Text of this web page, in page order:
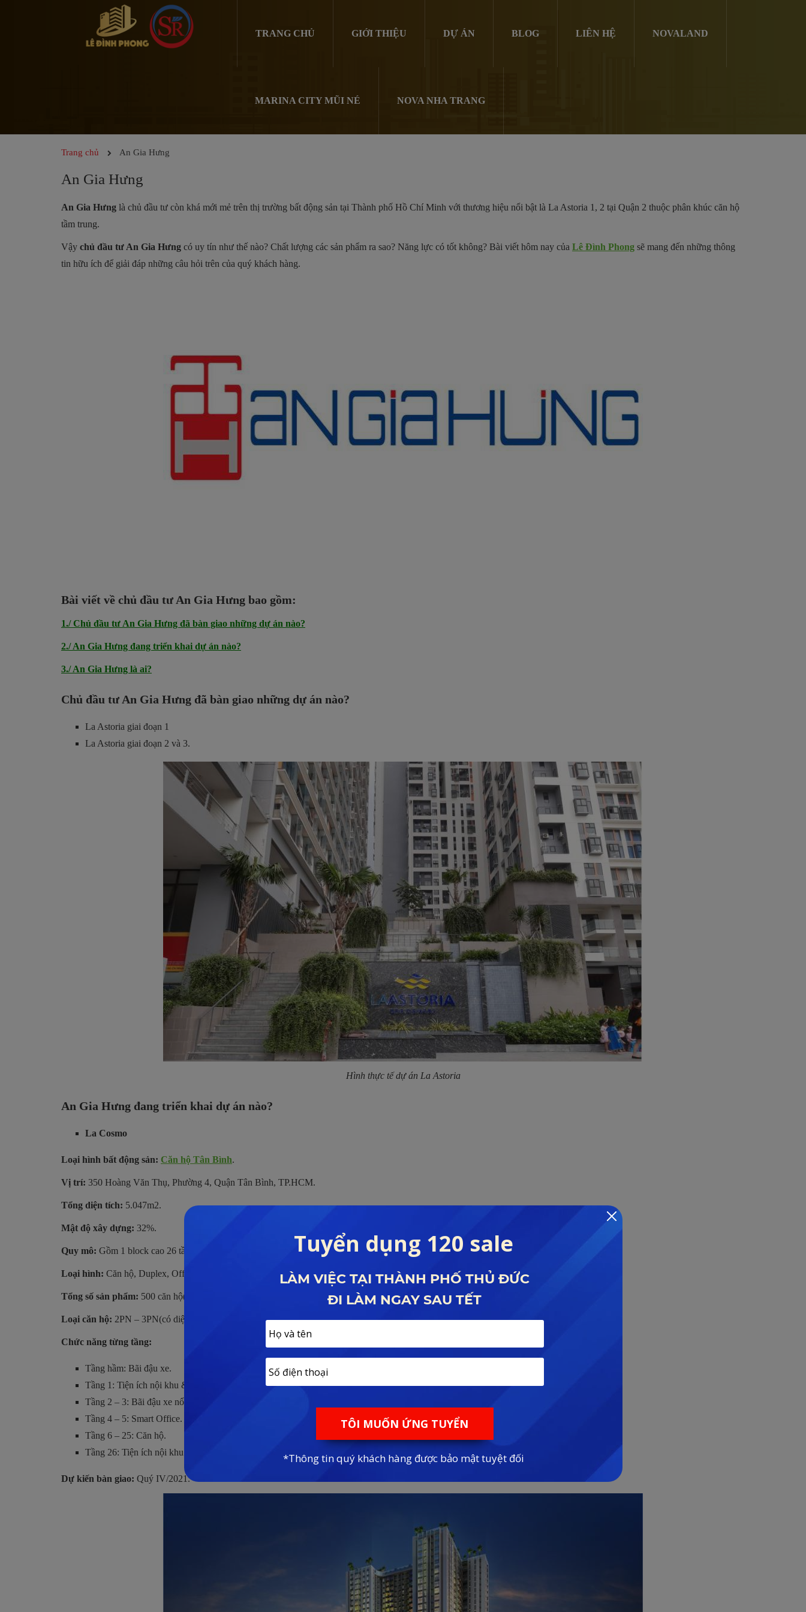
TRANG CHỦ GIỚI THIỆU DỰ ÁN BLOG LIÊN HỆ NOVALAND
MARINA CITY MŨI NÉ NOVA NHA TRANG
Trang chủ An Gia Hưng
An Gia Hưng
An Gia Hưng là chủ đầu tư còn khá mới mẻ trên thị trường bất động sản tại Thành phố Hồ Chí Minh với thương hiệu nổi bật là La Astoria 1, 2 tại Quận 2 thuộc phân khúc căn hộ
tầm trung.
Vậy chủ đầu tư An Gia Hưng có uy tín như thế nào? Chất lượng các sản phẩm ra sao? Năng lực có tốt không? Bài viết hôm nay của Lê Đình Phong sẽ mang đến những thông
tin hữu ích để giải đáp những câu hỏi trên của quý khách hàng.
Bài viết về chủ đầu tư An Gia Hưng bao gồm:
1./ Chủ đầu tư An Gia Hưng đã bàn giao những dự án nào?
2./ An Gia Hưng đang triển khai dự án nào?
3./ An Gia Hưng là ai?
Chủ đầu tư An Gia Hưng đã bàn giao những dự án nào?
La Astoria giai đoạn 1
La Astoria giai đoạn 2 và 3.
Hình thực tế dự án La Astoria
An Gia Hưng đang triển khai dự án nào?
La Cosmo
Loại hình bất động sản: Căn hộ Tân Bình.
Vị trí: 350 Hoàng Văn Thụ, Phường 4, Quận Tân Bình, TP.HCM.
Tổng diện tích: 5.047m2.
Mật độ xây dựng: 32%.
Quy mô: Gồm 1 block cao 26 tầng.
Loại hình: Căn hộ, Duplex, Officetel.
Tổng số sản phẩm: 500 căn hộ(căn có gác lửng và không có gác lửng).
Loại căn hộ: 2PN – 3PN(có diện tích từ 62m2 – 101m2).
Chức năng từng tầng:
Tầng hầm: Bãi đậu xe.
Tầng 1: Tiện ích nội khu & sảnh đón.
Tầng 2 – 3: Bãi đậu xe nổi & kỹ thuật.
Tầng 4 – 5: Smart Office.
Tầng 6 – 25: Căn hộ.
Tầng 26: Tiện ích nội khu tầng mái & hồ bơi tràn & phòng Gym Panorama.
Dự kiến bàn giao: Quý IV/2021.